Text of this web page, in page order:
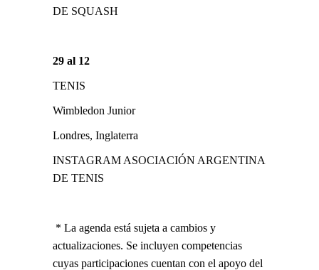
DE SQUASH
29 al 12
TENIS
Wimbledon Junior
Londres, Inglaterra
INSTAGRAM ASOCIACIÓN ARGENTINA
DE TENIS
* La agenda está sujeta a cambios y
actualizaciones. Se incluyen competencias
cuyas participaciones cuentan con el apoyo del